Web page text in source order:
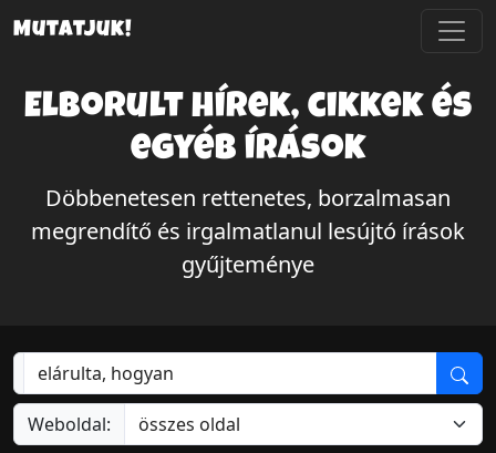
Mutatjuk!
Elborult hírek, cikkek és
egyéb írások
Döbbenetesen rettenetes, borzalmasan
megrendítő és irgalmatlanul lesújtó írások
gyűjteménye
Weboldal: